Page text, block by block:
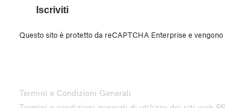
Iscriviti
Questo sito è protetto da reCAPTCHA Enterprise e vengono
Termini e Condizioni Generali